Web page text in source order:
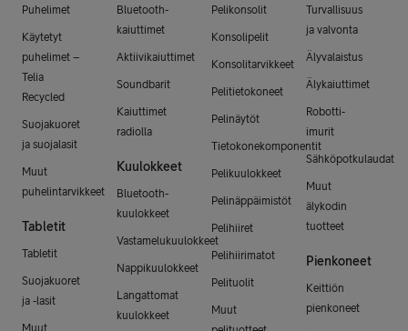
Puhelimet
Käytetyt
puhelimet –
Telia
Recycled
Suojakuoret
ja suojalasit
Muut
puhelintarvikkeet
Tabletit
Tabletit
Suojakuoret
ja -lasit
Muut
Bluetooth-
kaiuttimet
Aktiivikaiuttimet
Soundbarit
Kaiuttimet
radiolla
Kuulokkeet
Bluetooth-
kuulokkeet
Vastamelukuulokkeet
Nappikuulokkeet
Langattomat
kuulokkeet
Pelikonsolit
Konsolipelit
Konsolitarvikkeet
Pelitietokoneet
Pelinäytöt
Tietokonekomponentit
Pelikuulokkeet
Pelinäppäimistöt
Pelihiiret
Pelihiirimatot
Pelituolit
Muut
Turvallisuus
ja valvonta
Älyvalaistus
Älykaiuttimet
Robotti-
imurit
Sähköpotkulaudat
Muut
älykodin
tuotteet
Pienkoneet
Keittiön
pienkoneet